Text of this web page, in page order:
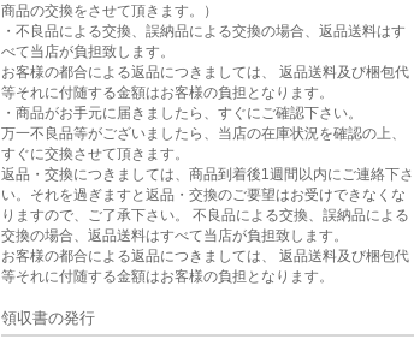
商品の交換をさせて頂きます。）
・不良品による交換、誤納品による交換の場合、返品送料はす
べて当店が負担致します。
お客様の都合による返品につきましては、 返品送料及び梱包代
等それに付随する金額はお客様の負担となります。
・商品がお手元に届きましたら、すぐにご確認下さい。
万一不良品等がございましたら、当店の在庫状況を確認の上、
すぐに交換させて頂きます。
返品・交換につきましては、商品到着後1週間以内にご連絡下さ
い。それを過ぎますと返品・交換のご要望はお受けできなくな
りますので、ご了承下さい。 不良品による交換、誤納品による
交換の場合、返品送料はすべて当店が負担致します。
お客様の都合による返品につきましては、 返品送料及び梱包代
等それに付随する金額はお客様の負担となります。
領収書の発行